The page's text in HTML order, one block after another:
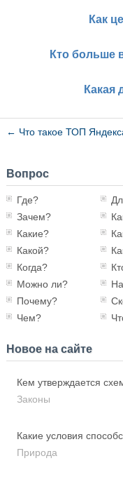
Как
Кто больше
Какая
← Что такое ТОП
Вопрос
Где?
Зачем?
Какие?
Какой?
Когда?
Можно ли?
Почему?
Чем?
Новое на сайте
Кем утверждается
Законы
Какие условия
Природа